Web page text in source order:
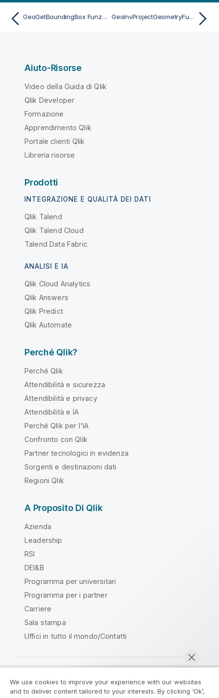
GeoGetBoundingBox Funzione per script e grafici GeoInvProjectGeometryFunzione per script e grafici
Aiuto-Risorse
Video della Guida di Qlik
Qlik Developer
Formazione
Apprendimento Qlik
Portale clienti Qlik
Libreria risorse
Prodotti
INTEGRAZIONE E QUALITÀ DEI DATI
Qlik Talend
Qlik Talend Cloud
Talend Data Fabric
ANALISI E IA
Qlik Cloud Analytics
Qlik Answers
Qlik Predict
Qlik Automate
Perché Qlik?
Perché Qlik
Attendibilità e sicurezza
Attendibilità e privacy
Attendibilità e IA
Perché Qlik per l'IA
Confronto con Qlik
Partner tecnologici in evidenza
Sorgenti e destinazioni dati
Regioni Qlik
A Proposito Di Qlik
Azienda
Leadership
RSI
DEI&B
Programma per universitari
Programma per i partner
Carriere
Sala stampa
Uffici in tutto il mondo/Contatti
Qlik Community
We use cookies to improve your experience with our websites
and to deliver content tailored to your interests. By clicking ‘Ok’,